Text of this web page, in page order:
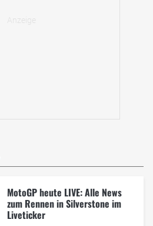
MotoGP heute LIVE: Alle News
zum Rennen in Silverstone im
Liveticker